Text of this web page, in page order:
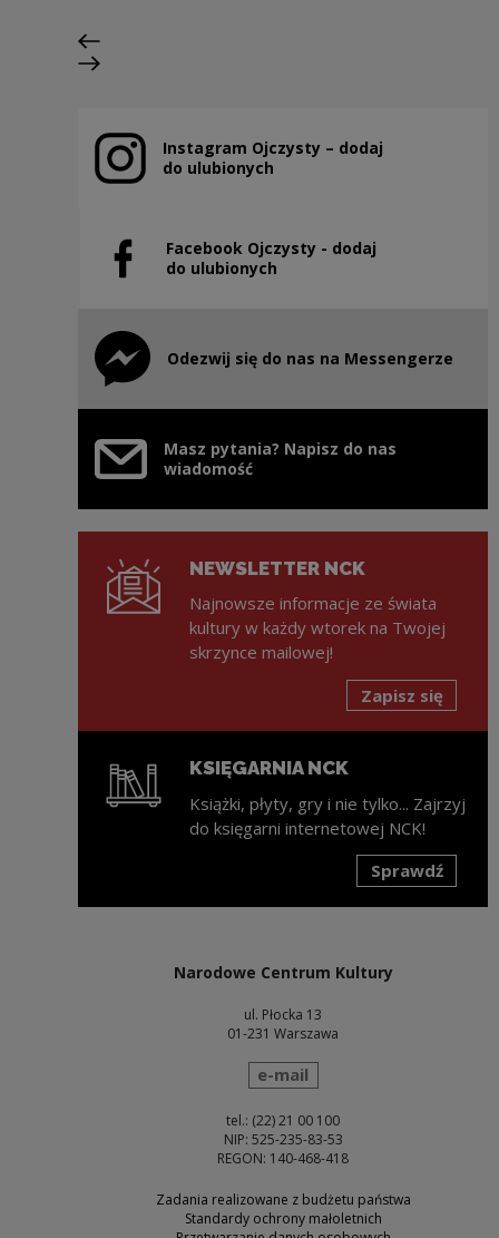
Poprzedni slajd
Następny slajd
Instagram Ojczysty – dodaj
do ulubionych
Uwaga, link zostanie otwarty w nowym oknie
Facebook Ojczysty - dodaj
do ulubionych
Uwaga, link zostanie otwarty w nowym oknie
Odezwij się do nas na Messengerze
Uwaga, link zostanie otwarty w nowym oknie
Masz pytania? Napisz do nas
wiadomość
NEWSLETTER NCK
Najnowsze informacje ze świata
kultury w każdy wtorek na Twojej
skrzynce mailowej!
Zapisz się
KSIĘGARNIA NCK
Książki, płyty, gry i nie tylko... Zajrzyj
do księgarni internetowej NCK!
Sprawdź
Narodowe Centrum Kultury
ul. Płocka 13
01-231 Warszawa
wyślij wiadomość
e-mail
tel.: (22) 21 00 100
NIP: 525-235-83-53
REGON: 140-468-418
Zadania realizowane z budżetu państwa
Standardy ochrony małoletnich